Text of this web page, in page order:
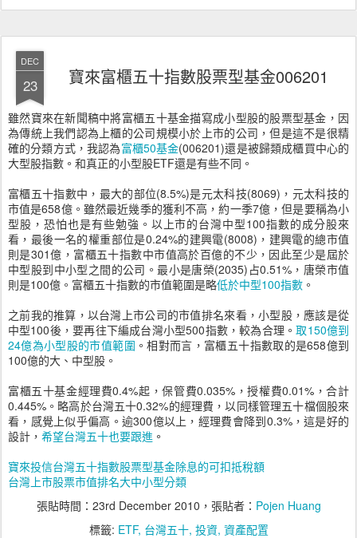
DEC
23 寶來富櫃五十指數股票型基金006201
雖然寶來在新聞稿中將富櫃五十基金描寫成小型股的股票型基金，因
為傳統上我們認為上櫃的公司規模小於上市的公司，但是這不是很精
確的分類方式，我認為富櫃50基金(006201)還是被歸類成櫃買中心的
大型股指數。和真正的小型股ETF還是有些不同。
富櫃五十指數中，最大的部位(8.5%)是元太科技(8069)，元太科技的
市值是658億。雖然最近幾季的獲利不高，約一季7億，但是要稱為小
型股，恐怕也是有些勉強。以上市的台灣中型100指數的成分股來
看，最後一名的權重部位是0.24%的建興電(8008)，建興電的總市值
則是301億，富櫃五十指數中市值高於百億的不少，因此至少是屆於
中型股到中小型之間的公司。最小是唐榮(2035)占0.51%，唐榮市值
則是100億。富櫃五十指數的市值範圍是略低於中型100指數 。
之前我的推算，以台灣上市公司的市值排名來看，小型股，應該是從
中型100後，要再往下編成台灣小型500指數，較為合理。取150億到
24億為小型股的市值範圍 。相對而言，富櫃五十指數取的是658億到
100億的大、中型股。
富櫃五十基金經理費0.4%起，保管費0.035%，授權費0.01%，合計
0.445%。略高於台灣五十0.32%的經理費，以同樣管理五十檔個股來
看，感覺上似乎偏高。逾300億以上，經理費會降到0.3%，這是好的
設計， 希望台灣五十也要跟進 。
寶來投信台灣五十指數股票型基金除息的可扣抵稅額
台灣上市股票市值排名大中小型分類
張貼時間： 23rd December 2010 ，張貼者： Pojen Huang
標籤: ETF 台灣五十 投資 資產配置